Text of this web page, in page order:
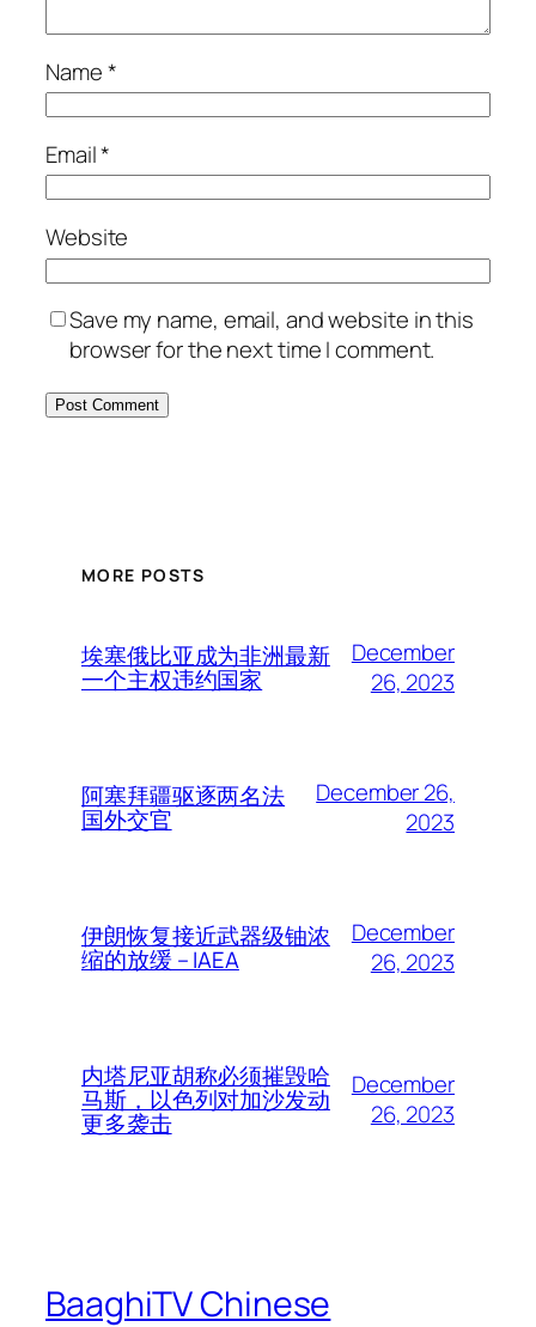
Name*
Email*
Website
Save my name, email, and website in this
browser for the next time I comment.
MORE POSTS
埃塞俄比亚成为非洲最新
一个主权违约国家
December
26, 2023
阿塞拜疆驱逐两名法
国外交官
December 26,
2023
伊朗恢复接近武器级铀浓
缩的放缓 – IAEA
December
26, 2023
内塔尼亚胡称必须摧毁哈
马斯，以色列对加沙发动
更多袭击
December
26, 2023
BaaghiTV Chinese